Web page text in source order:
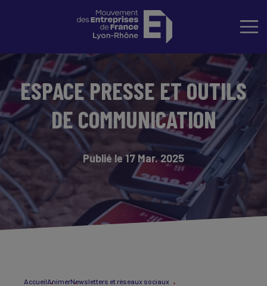
ESPACE PRESSE ET OUTILS
DE COMMUNICATION
Publié le 17 Mar. 2025
AccueilAnimerNewsletters et réseaux sociaux